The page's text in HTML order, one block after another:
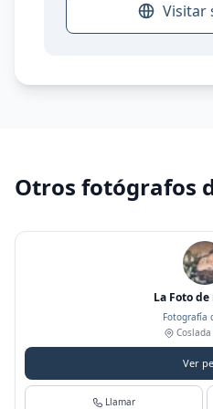
Visitar
Otros fotógrafos
La Foto
Fotografía
Coslada
Ver
Llamar